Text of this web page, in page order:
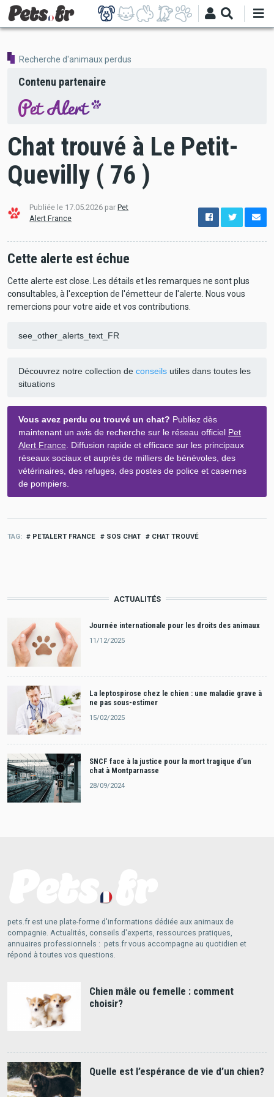
Aller
au
contenu
Recherche d'animaux perdus
Contenu partenaire
Chat trouvé à Le Petit-
Quevilly ( 76 )
Publiée le 17.05.2026 parPet
Alert France
configuration
Cette alerte est échue
Cette alerte est close. Les détails et les remarques ne sont plus
consultables, à l'exception de l'émetteur de l'alerte. Nous vous
remercions pour votre aide et vos contributions.
see_other_alerts_text_FR
Découvrez notre collection deconseils utiles dans toutes les
situations
Vous avez perdu ou trouvé un chat? Publiez dès
maintenant un avis de recherche sur le réseau officiel Pet
Alert France . Diffusion rapide et efficace sur les principaux
réseaux sociaux et auprès de milliers de bénévoles, des
vétérinaires, des refuges, des postes de police et casernes
de pompiers.
TAG PETALERT FRANCE SOS CHAT CHAT TROUVÉ
ACTUALITÉS
Journée internationale pour les droits des animaux
11/12/2025
La leptospirose chez le chien : une maladie grave à
ne pas sous-estimer
15/02/2025
SNCF face à la justice pour la mort tragique d’un
chat à Montparnasse
28/09/2024
pets.fr est une plate-forme d'informations dédiée aux animaux de
compagnie. Actualités, conseils d'experts, ressources pratiques,
annuaires professionnels : pets.fr vous accompagne au quotidien et
répond à toutes vos questions.
Chien mâle ou femelle : comment
choisir?
Quelle est l’espérance de vie d’un chien?